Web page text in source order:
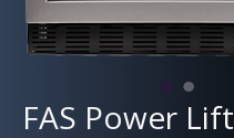
FAS Power Lift